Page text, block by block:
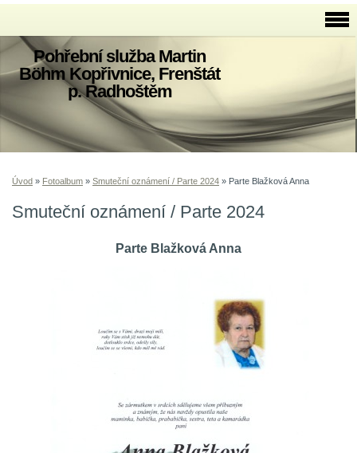
Pohřební služba Martin
Böhm Kopřivnice, Frenštát
p. Radhoštěm
Úvod » Fotoalbum » Smuteční oznámení / Parte 2024 » Parte Blažková Anna
Smuteční oznámení / Parte 2024
Parte Blažková Anna